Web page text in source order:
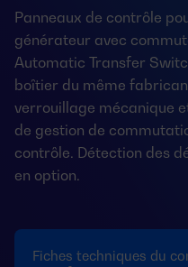
Panneaux de contrôle
générateur avec
Automatic Transfer
boîtier du même
verrouillage mécanique
de gestion de
contrôle. Détection des
en option.
Fiches techniques du